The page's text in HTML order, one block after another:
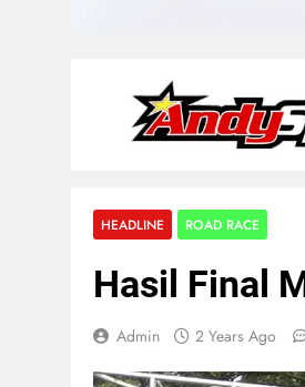
HEADLINE ROAD RACE
Hasil Final
Admin 2 Years Ago